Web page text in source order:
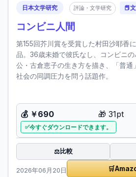
日本文学研究 評論・文学研究 📕
コンビニ人間
第155回芥川賞を受賞した村田沙耶香
品。36歳未婚で彼氏なし、コンビニの
公・古倉恵子の生き方を描き、「普通
社会の同調圧力を問う話題作。
💰 ￥690 🎁 31pt
今すぐダウンロードできます。
⚖️比較
2026年06月20日 🛒